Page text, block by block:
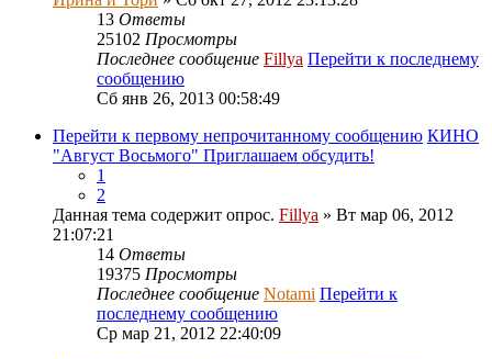
13 Ответы
25102 Просмотры
Последнее сообщение Fillya Перейти к последнему
сообщению
Сб янв 26, 2013 00:58:49
Перейти к первому непрочитанному сообщению КИНО
"Август Восьмого" Приглашаем обсудить!
1
2
Данная тема содержит опрос. Fillya » Вт мар 06, 2012
21:07:21
14 Ответы
19375 Просмотры
Последнее сообщение Notami Перейти к
последнему сообщению
Ср мар 21, 2012 22:40:09